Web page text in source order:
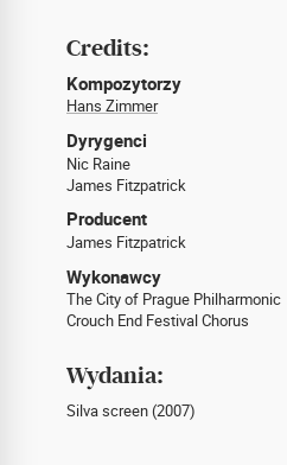
Credits:
Kompozytorzy
Hans Zimmer
Dyrygenci
Nic Raine
James Fitzpatrick
Producent
James Fitzpatrick
Wykonawcy
The City of Prague Philharmonic
Crouch End Festival Chorus
Wydania:
Silva screen (2007)